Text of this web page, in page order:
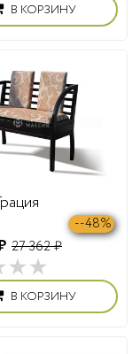
В КОРЗИНУ
27 362 ₽
--48%
В КОРЗИНУ